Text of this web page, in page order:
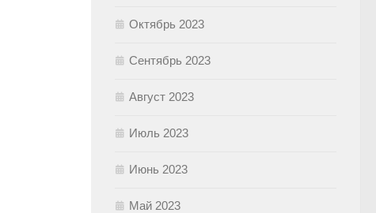
Октябрь 2023
Сентябрь 2023
Август 2023
Июль 2023
Июнь 2023
Май 2023